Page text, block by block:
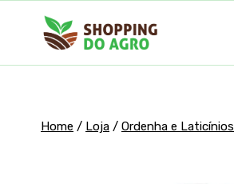
Home / Loja / Ordenha e Laticínios